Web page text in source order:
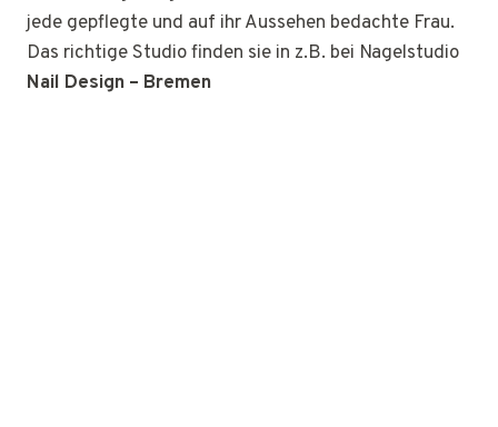
jede gepflegte und auf ihr Aussehen bedachte Frau.
Das richtige Studio finden sie in z.B. bei Nagelstudio
Nail Design – Bremen